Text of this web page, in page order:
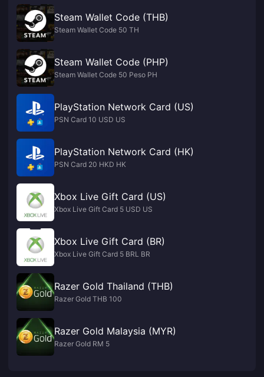
Steam Wallet Code (THB)
Steam Wallet Code 50 TH
Steam Wallet Code (PHP)
Steam Wallet Code 50 Peso PH
PlayStation Network Card (US)
PSN Card 10 USD US
PlayStation Network Card (HK)
PSN Card 20 HKD HK
Xbox Live Gift Card (US)
Xbox Live Gift Card 5 USD US
Xbox Live Gift Card (BR)
Xbox Live Gift Card 5 BRL BR
Razer Gold Thailand (THB)
Razer Gold THB 100
Razer Gold Malaysia (MYR)
Razer Gold RM 5